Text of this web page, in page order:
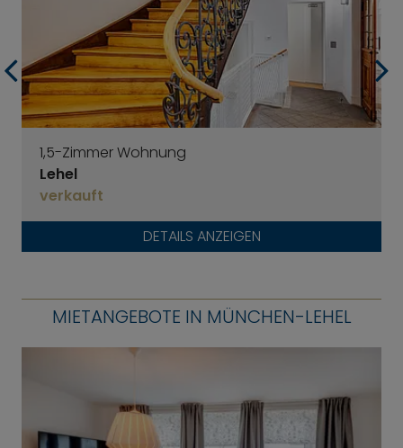
1,5-Zimmer Wohnung
Lehel
verkauft
DETAILS ANZEIGEN
MIETANGEBOTE IN MÜNCHEN-LEHEL